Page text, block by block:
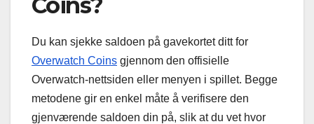
Du kan sjekke saldoen på gavekortet ditt for
Overwatch Coins gjennom den offisielle
Overwatch-nettsiden eller menyen i spillet. Begge
metodene gir en enkel måte å verifisere den
gjenværende saldoen din på, slik at du vet hvor